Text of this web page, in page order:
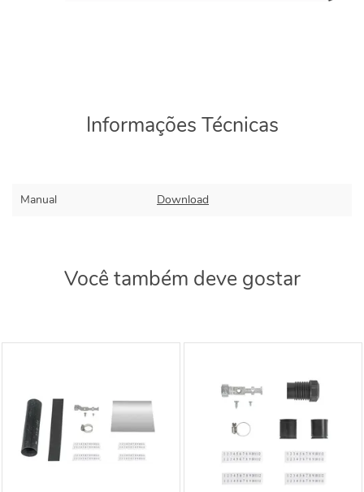
Informações Técnicas
Manual Download
Você também deve gostar